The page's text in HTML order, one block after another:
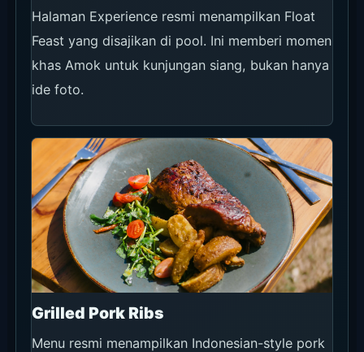
Halaman Experience resmi menampilkan Float
Feast yang disajikan di pool. Ini memberi momen
khas Amok untuk kunjungan siang, bukan hanya
ide foto.
Grilled Pork Ribs
Menu resmi menampilkan Indonesian-style pork